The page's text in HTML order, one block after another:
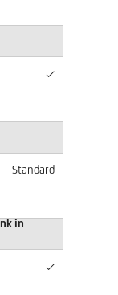
✓
Standard
in
✓